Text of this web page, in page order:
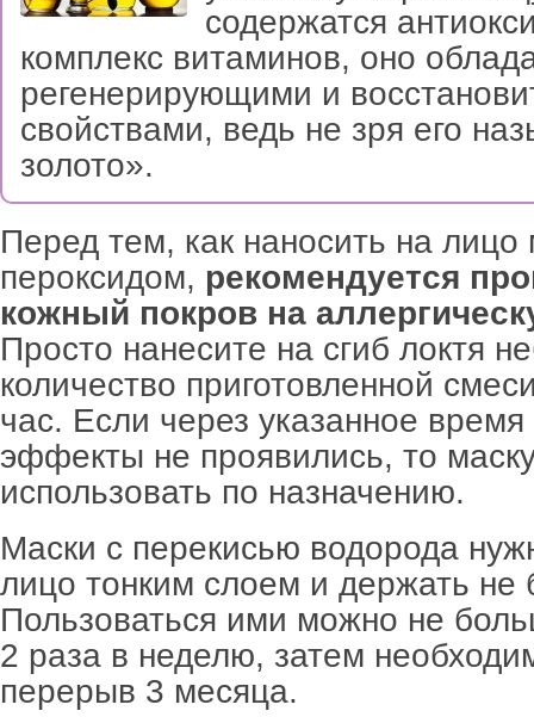
содержатся
комплекс витаминов, оно
регенерирующими и
свойствами, ведь не зря его
золото».
Перед тем, как наносить на лицо
пероксидом, рекомендуется
кожный покров на
Просто нанесите на сгиб локтя
количество приготовленной
час. Если через указанное
эффекты не проявились, то
использовать по назначению.
Маски с перекисью водорода
лицо тонким слоем и держать не
Пользоваться ими можно не
2 раза в неделю, затем
перерыв 3 месяца.